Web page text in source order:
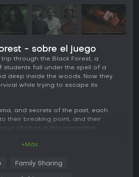
- sobre el juego
through the Black Forest, a
students fall under the spell of a
deep inside the woods. Now they
while trying to escape its
and secrets of the past, each
their breaking point, and their
choices in this interactive
the members of the group find
+Más
Family Sharing